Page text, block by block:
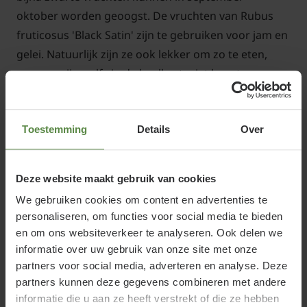
Toestemming Details Over
Deze website maakt gebruik van cookies
We gebruiken cookies om content en advertenties te
personaliseren, om functies voor social media te bieden
en om ons websiteverkeer te analyseren. Ook delen we
informatie over uw gebruik van onze site met onze
partners voor social media, adverteren en analyse. Deze
partners kunnen deze gegevens combineren met andere
informatie die u aan ze heeft verstrekt of die ze hebben
oktober worden geoogst. De vruchten van Rubus
fruticosus 'Black Satin' zijn te gebruiken voor jam en
gelei. Natuurlijk zijn ze ook lekker om zo te eten,
maar ze zijn, zelfs in de koelkast, niet lang te
Standplaats Rubus fruticosus 'Black
Satin'
Rubus fruticosus 'Black Satin' staat het liefst in de
zon in een goed waterdoorlaatbare, voedzame
bodem.